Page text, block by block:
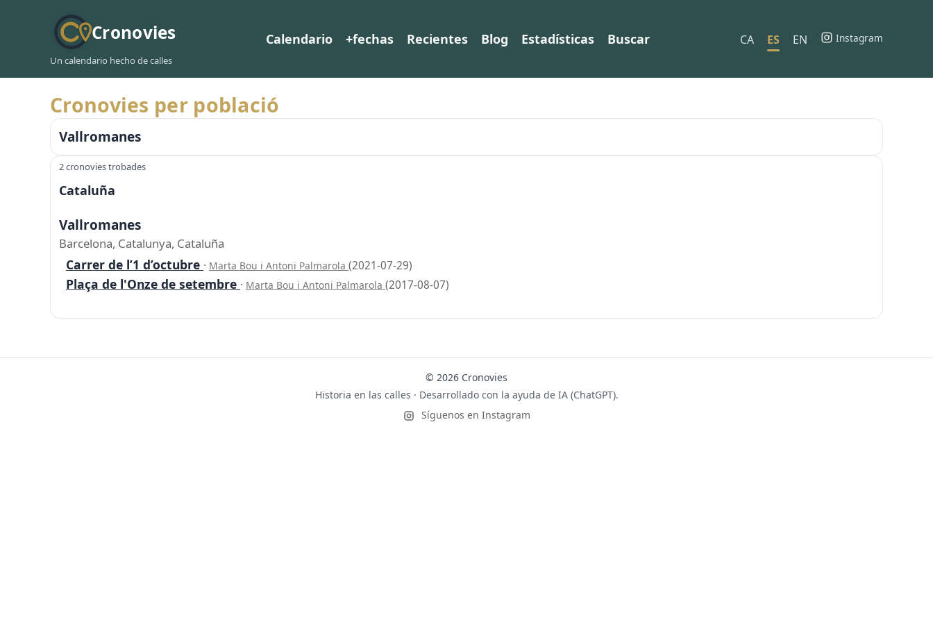
Cronovies
Un calendario hecho de calles
Calendario +fechas Recientes Blog Estadísticas Buscar CA ES EN Instagram
Cronovies per població
Vallromanes
2 cronovies trobades
Cataluña
Vallromanes
Barcelona, Catalunya, Cataluña
Carrer de l’1 d’octubre · Marta Bou i Antoni Palmarola (2021-07-29)
Plaça de l'Onze de setembre · Marta Bou i Antoni Palmarola (2017-08-07)
© 2026 Cronovies
Historia en las calles · Desarrollado con la ayuda de IA (ChatGPT).
Síguenos en Instagram